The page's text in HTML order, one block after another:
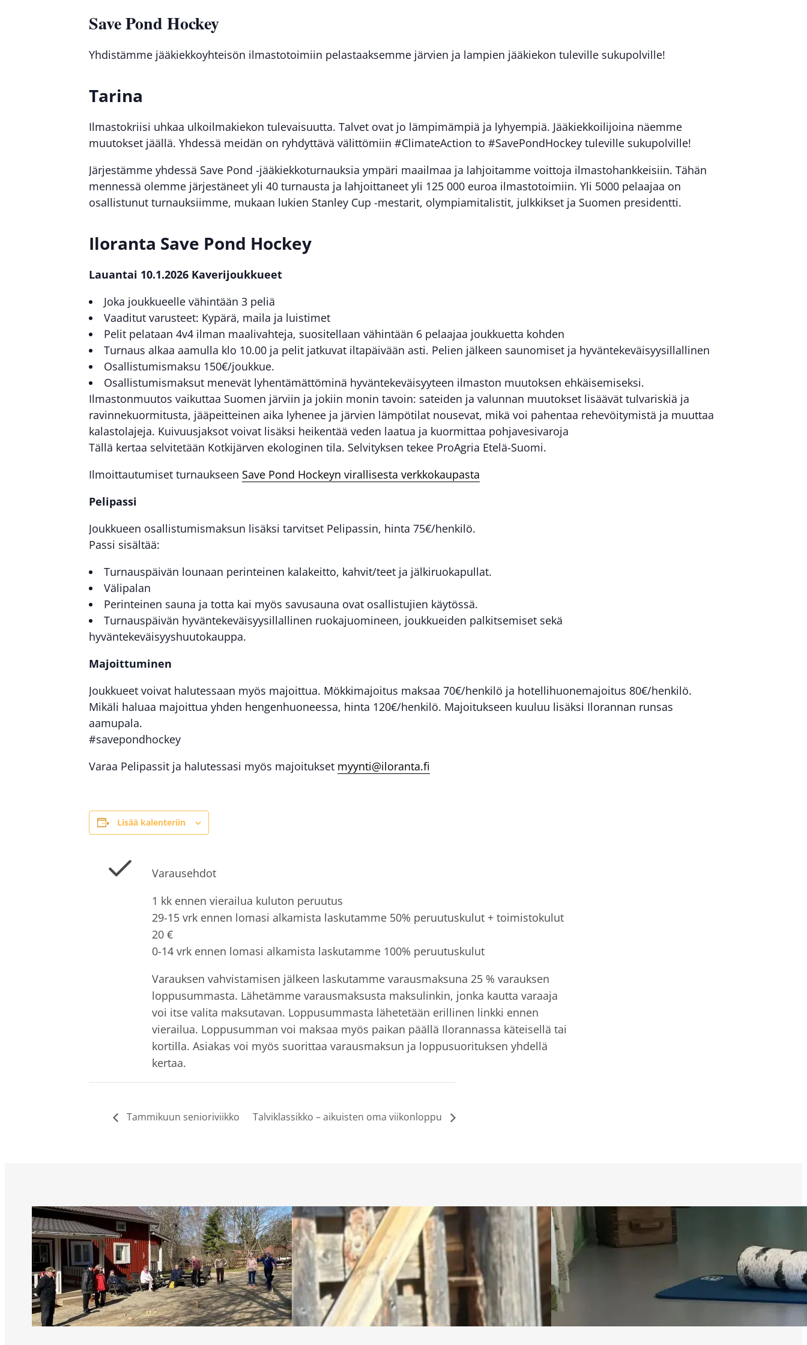
Save Pond Hockey
Yhdistämme jääkiekkoyhteisön ilmastotoimiin pelastaaksemme järvien ja lampien jääkiekon tuleville sukupolville!
Tarina
Ilmastokriisi uhkaa ulkoilmakiekon tulevaisuutta. Talvet ovat jo lämpimämpiä ja lyhyempiä. Jääkiekkoilijoina näemme
muutokset jäällä. Yhdessä meidän on ryhdyttävä välittömiin #ClimateAction to #SavePondHockey tuleville sukupolville!
Järjestämme yhdessä Save Pond -jääkiekkoturnauksia ympäri maailmaa ja lahjoitamme voittoja ilmastohankkeisiin. Tähän
mennessä olemme järjestäneet yli 40 turnausta ja lahjoittaneet yli 125 000 euroa ilmastotoimiin. Yli 5000 pelaajaa on
osallistunut turnauksiimme, mukaan lukien Stanley Cup -mestarit, olympiamitalistit, julkkikset ja Suomen presidentti.
Iloranta Save Pond Hockey
Lauantai 10.1.2026 Kaverijoukkueet
Joka joukkueelle vähintään 3 peliä
Vaaditut varusteet: Kypärä, maila ja luistimet
Pelit pelataan 4v4 ilman maalivahteja, suositellaan vähintään 6 pelaajaa joukkuetta kohden
Turnaus alkaa aamulla klo 10.00 ja pelit jatkuvat iltapäivään asti. Pelien jälkeen saunomiset ja hyväntekeväisyysillallinen
Osallistumismaksu 150€/joukkue.
Osallistumismaksut menevät lyhentämättöminä hyväntekeväisyyteen ilmaston muutoksen ehkäisemiseksi.
Ilmastonmuutos vaikuttaa Suomen järviin ja jokiin monin tavoin: sateiden ja valunnan muutokset lisäävät tulvariskiä ja
ravinnekuormitusta, jääpeitteinen aika lyhenee ja järvien lämpötilat nousevat, mikä voi pahentaa rehevöitymistä ja muuttaa
kalastolajeja. Kuivuusjaksot voivat lisäksi heikentää veden laatua ja kuormittaa pohjavesivaroja
Tällä kertaa selvitetään Kotkijärven ekologinen tila. Selvityksen tekee ProAgria Etelä-Suomi.
Ilmoittautumiset turnaukseen Save Pond Hockeyn virallisesta verkkokaupasta
Pelipassi
Joukkueen osallistumismaksun lisäksi tarvitset Pelipassin, hinta 75€/henkilö.
Passi sisältää:
Turnauspäivän lounaan perinteinen kalakeitto, kahvit/teet ja jälkiruokapullat.
Välipalan
Perinteinen sauna ja totta kai myös savusauna ovat osallistujien käytössä.
Turnauspäivän hyväntekeväisyysillallinen ruokajuomineen, joukkueiden palkitsemiset sekä
hyväntekeväisyyshuutokauppa.
Majoittuminen
Joukkueet voivat halutessaan myös majoittua. Mökkimajoitus maksaa 70€/henkilö ja hotellihuonemajoitus 80€/henkilö.
Mikäli haluaa majoittua yhden hengenhuoneessa, hinta 120€/henkilö. Majoitukseen kuuluu lisäksi Ilorannan runsas
aamupala.
#savepondhockey
Varaa Pelipassit ja halutessasi myös majoitukset myynti@iloranta.fi
Lisää kalenteriin
Varausehdot
1 kk ennen vierailua kuluton peruutus
29-15 vrk ennen lomasi alkamista laskutamme 50% peruutuskulut + toimistokulut
20 €
0-14 vrk ennen lomasi alkamista laskutamme 100% peruutuskulut
Varauksen vahvistamisen jälkeen laskutamme varausmaksuna 25 % varauksen
loppusummasta. Lähetämme varausmaksusta maksulinkin, jonka kautta varaaja
voi itse valita maksutavan. Loppusummasta lähetetään erillinen linkki ennen
vierailua. Loppusumman voi maksaa myös paikan päällä Ilorannassa käteisellä tai
kortilla. Asiakas voi myös suorittaa varausmaksun ja loppusuorituksen yhdellä
kertaa.
Tammikuun senioriviikko Talviklassikko – aikuisten oma viikonloppu